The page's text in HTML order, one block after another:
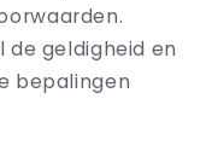
de geldigheid en
bepalingen